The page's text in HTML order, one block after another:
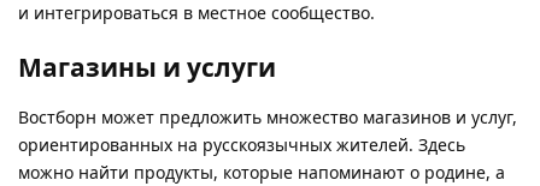
и интегрироваться в местное сообщество.
Магазины и услуги
Востборн может предложить множество магазинов и услуг,
ориентированных на русскоязычных жителей. Здесь
можно найти продукты, которые напоминают о родине, а